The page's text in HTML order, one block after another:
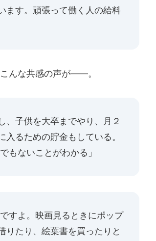
ます。頑張って働く人の給料
んな共感の声が――。
、子供を大卒までやり、月２
るための貯金もしている。
もないことがわかる」
すよ。映画見るときにポップ
りたり、絵葉書を買ったりと